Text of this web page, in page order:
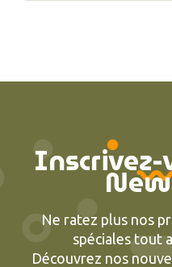
Ne ratez plus nos
spéciales tout
Découvrez nos